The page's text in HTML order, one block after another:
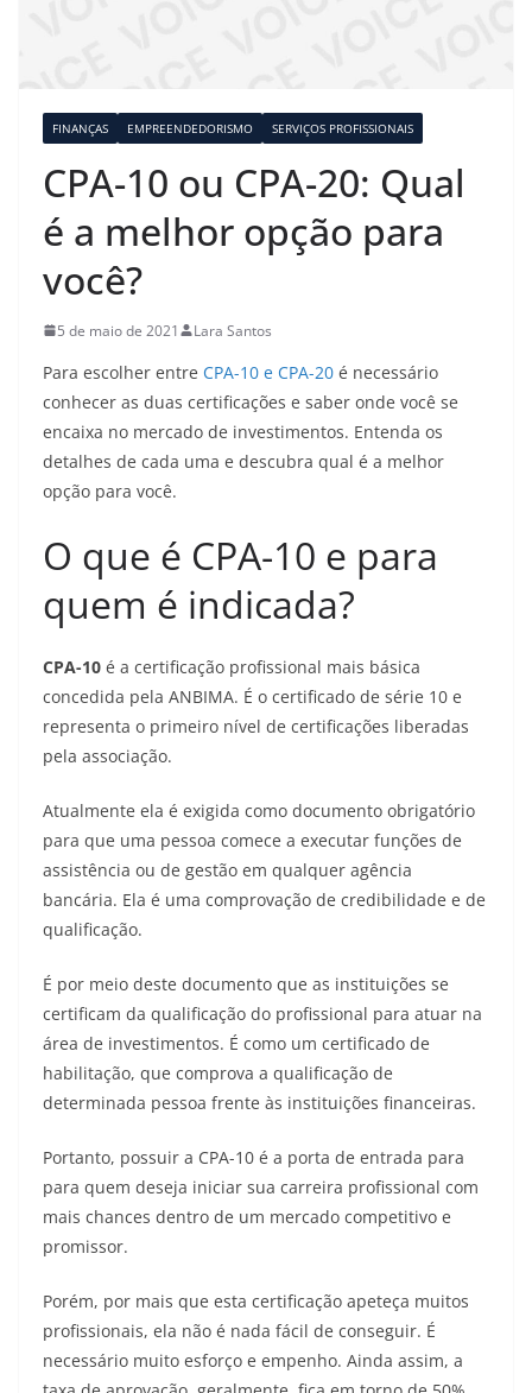
FINANÇAS EMPREENDEDORISMO SERVIÇOS PROFISSIONAIS
CPA-10 ou CPA-20: Qual
é a melhor opção para
você?
5 de maio de 2021 Lara Santos
Para escolher entre CPA-10 e CPA-20 é necessário
conhecer as duas certificações e saber onde você se
encaixa no mercado de investimentos. Entenda os
detalhes de cada uma e descubra qual é a melhor
opção para você.
O que é CPA-10 e para
quem é indicada?
CPA-10 é a certificação profissional mais básica
concedida pela ANBIMA. É o certificado de série 10 e
representa o primeiro nível de certificações liberadas
pela associação.
Atualmente ela é exigida como documento obrigatório
para que uma pessoa comece a executar funções de
assistência ou de gestão em qualquer agência
bancária. Ela é uma comprovação de credibilidade e de
qualificação.
É por meio deste documento que as instituições se
certificam da qualificação do profissional para atuar na
área de investimentos. É como um certificado de
habilitação, que comprova a qualificação de
determinada pessoa frente às instituições financeiras.
Portanto, possuir a CPA-10 é a porta de entrada para
para quem deseja iniciar sua carreira profissional com
mais chances dentro de um mercado competitivo e
promissor.
Porém, por mais que esta certificação apeteça muitos
profissionais, ela não é nada fácil de conseguir. É
necessário muito esforço e empenho. Ainda assim, a